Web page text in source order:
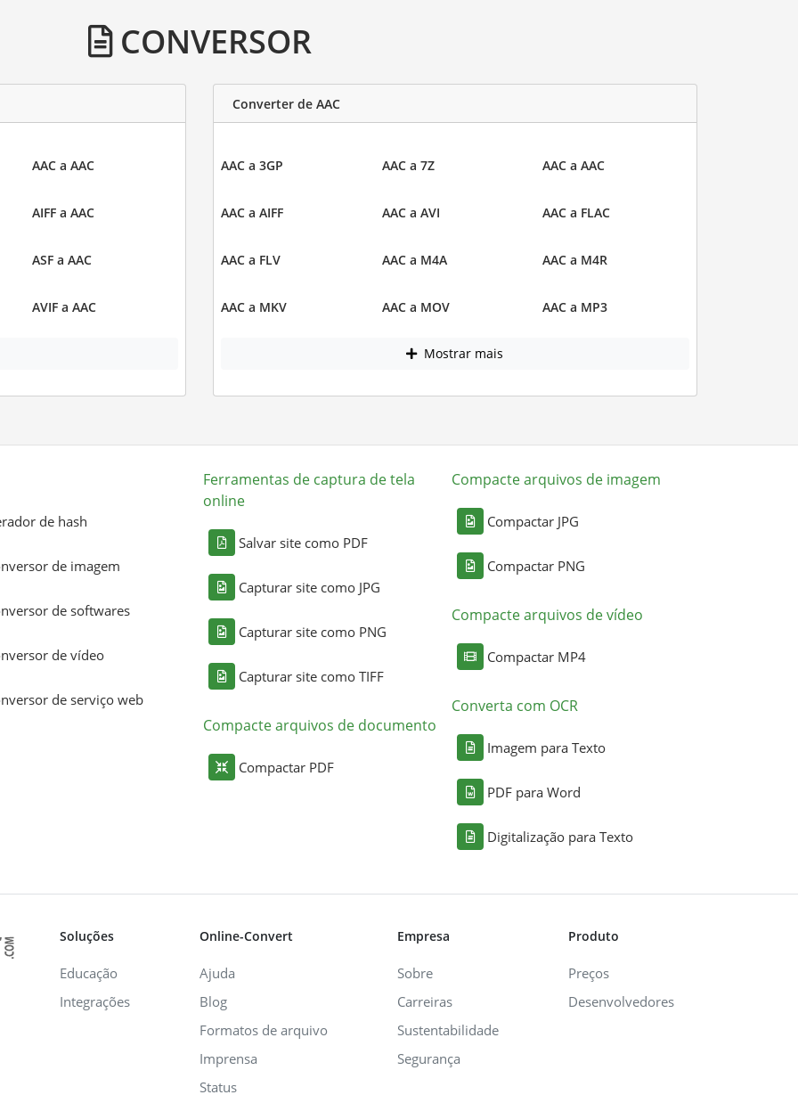
CONVERSOR
AAC a AAC
AIFF a AAC
ASF a AAC
AVIF a AAC
Converter de AAC
AAC a 3GP AAC a 7Z AAC a AAC
AAC a AIFF AAC a AVI AAC a FLAC
AAC a FLV AAC a M4A AAC a M4R
AAC a MKV AAC a MOV AAC a MP3
Mostrar mais
de hash
de imagem
de softwares
de vídeo
de serviço web
Ferramentas de captura de tela
online
Salvar site como PDF
Capturar site como JPG
Capturar site como PNG
Capturar site como TIFF
Compacte arquivos de documento
Compactar PDF
Compacte arquivos de imagem
Compactar JPG
Compactar PNG
Compacte arquivos de vídeo
Compactar MP4
Converta com OCR
Imagem para Texto
PDF para Word
Digitalização para Texto
Soluções
Educação
Integrações
Online-Convert
Ajuda
Blog
Formatos de arquivo
Imprensa
Status
Empresa
Sobre
Carreiras
Sustentabilidade
Segurança
Produto
Preços
Desenvolvedores